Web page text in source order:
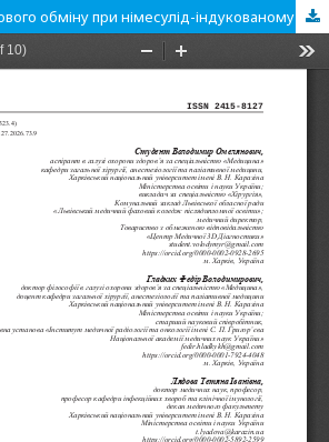
Особливості білкового обміну при німесулід-індукованому ураженні печінки та його відновлення під впливом безклітинних кріоконсервованих біологічних засобів